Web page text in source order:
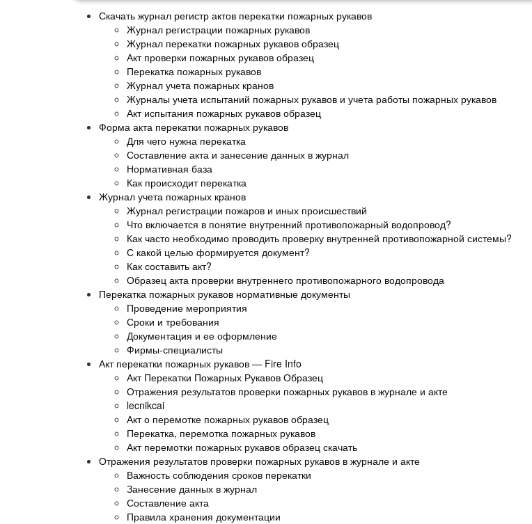
Скачать журнал регистр актов перекатки пожарных рукавов
Журнал регистрации пожарных рукавов
Журнал перекатки пожарных рукавов образец
Акт проверки пожарных рукавов образец
Перекатка пожарных рукавов
Журнал учета пожарных кранов
Журналы учета испытаний пожарных рукавов и учета работы пожарных рукавов
Акт испытания пожарных рукавов образец
Форма акта перекатки пожарных рукавов
Для чего нужна перекатка
Составление акта и занесение данных в журнал
Нормативная база
Как происходит перекатка
Журнал учета пожарных кранов
Журнал регистрации пожаров и иных происшествий
Что включается в понятие внутренний противопожарный водопровод?
Как часто необходимо проводить проверку внутренней противопожарной системы?
С какой целью формируется документ?
Как составить акт?
Образец акта проверки внутреннего противопожарного водопровода
Перекатка пожарных рукавов нормативные документы
Проведение мероприятия
Сроки и требования
Документация и ее оформление
Фирмы-специалисты
Акт перекатки пожарных рукавов — Fire Info
Акт Перекатки Пожарных Рукавов Образец
Отражения результатов проверки пожарных рукавов в журнале и акте
lecnikcai
Акт о перемотке пожарных рукавов образец
Перекатка, перемотка пожарных рукавов
Акт перемотки пожарных рукавов образец скачать
Отражения результатов проверки пожарных рукавов в журнале и акте
Важность соблюдения сроков перекатки
Занесение данных в журнал
Составление акта
Правила хранения документации